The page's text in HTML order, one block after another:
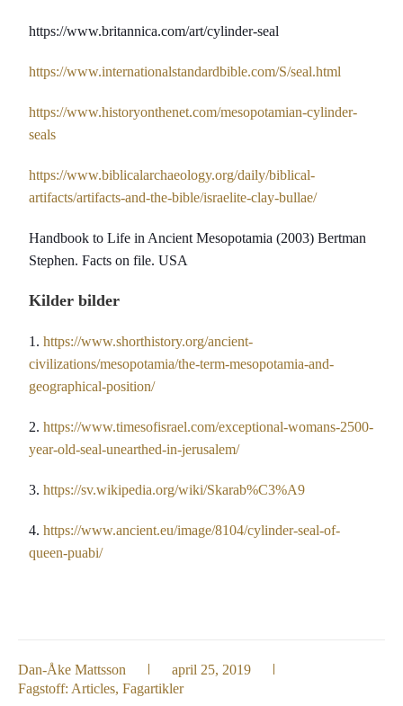
https://www.britannica.com/art/cylinder-seal
https://www.internationalstandardbible.com/S/seal.html
https://www.historyonthenet.com/mesopotamian-cylinder-
seals
https://www.biblicalarchaeology.org/daily/biblical-
artifacts/artifacts-and-the-bible/israelite-clay-bullae/
Handbook to Life in Ancient Mesopotamia (2003) Bertman
Stephen. Facts on file. USA
Kilder bilder
1. https://www.shorthistory.org/ancient-
civilizations/mesopotamia/the-term-mesopotamia-and-
geographical-position/
2. https://www.timesofisrael.com/exceptional-womans-2500-
year-old-seal-unearthed-in-jerusalem/
3. https://sv.wikipedia.org/wiki/Skarab%C3%A9
4. https://www.ancient.eu/image/8104/cylinder-seal-of-
queen-puabi/
Dan-Åke Mattsson
april 25, 2019
Fagstoff: Articles, Fagartikler